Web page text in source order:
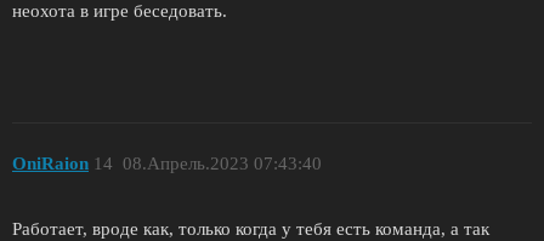
неохота в игре беседовать.
OniRaion 08.Апрель.2023 07:43:40
14
Работает, вроде как, только когда у тебя есть команда, а так